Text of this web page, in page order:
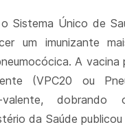
Sistema Único de
um imunizante
A vacina
(VPC20 ou
dobrando
da Saúde